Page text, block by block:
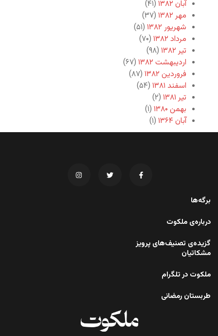
آبان ۱۳۸۲
(۴۱)
مهر ۱۳۸۲
(۳۷)
شهریور ۱۳۸۲
(۵۱)
مرداد ۱۳۸۲
(۷۰)
تیر ۱۳۸۲
(۹۸)
اردیبهشت ۱۳۸۲
(۶۷)
فروردین ۱۳۸۲
(۸۷)
اسفند ۱۳۸۱
(۵۴)
تیر ۱۳۸۱
(۲)
بهمن ۱۳۸۰
(۱)
آبان ۱۳۶۴
(۱)
برگه‌ها
درباره‌ی ملکوت
گزیده‌ی تصنیف‌های پرویز
مشکاتیان
ملکوت در تلگرام
طربستان رمضانی